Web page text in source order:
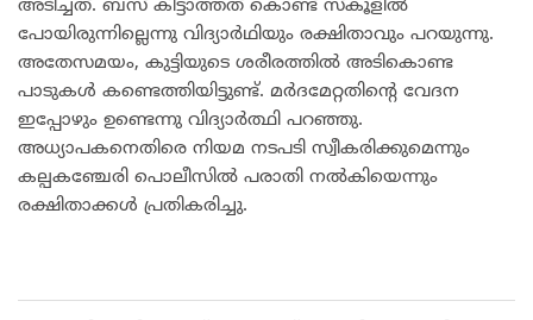
അടിച്ചത്. ബസ് കിട്ടാത്തത് കൊണ്ട് സ്കൂളിൽ
പോയിരുന്നില്ലെന്നു വിദ്യാർഥിയും രക്ഷിതാവും പറയുന്നു.
അതേസമയം, കുട്ടിയുടെ ശരീരത്തിൽ അടികൊണ്ട
പാടുകൾ കണ്ടെത്തിയിട്ടുണ്ട്. മർദമേറ്റതിൻ്റെ വേദന
ഇപ്പോഴും ഉണ്ടെന്നു വിദ്യാർത്ഥി പറഞ്ഞു.
അധ്യാപകനെതിരെ നിയമ നടപടി സ്വീകരിക്കുമെന്നും
കല്പകഞ്ചേരി പൊലീസിൽ പരാതി നൽകിയെന്നും
രക്ഷിതാക്കൾ പ്രതികരിച്ചു.